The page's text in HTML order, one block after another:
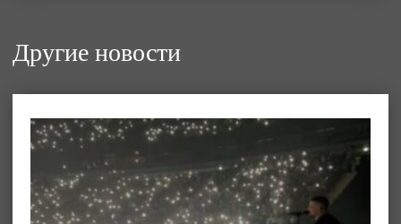
Другие новости